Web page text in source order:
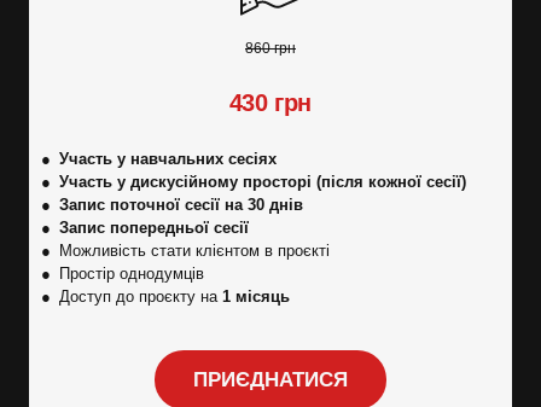
860 грн
430 грн
● Участь у навчальних сесіях
● Участь у дискусійному просторі (після кожної сесії)
● Запис поточної сесії на 30 днів
● Запис попередньої сесії
● Можливість стати клієнтом в проєкті
● Простір однодумців
● Доступ до проєкту на1 місяць
ПРИЄДНАТИСЯ